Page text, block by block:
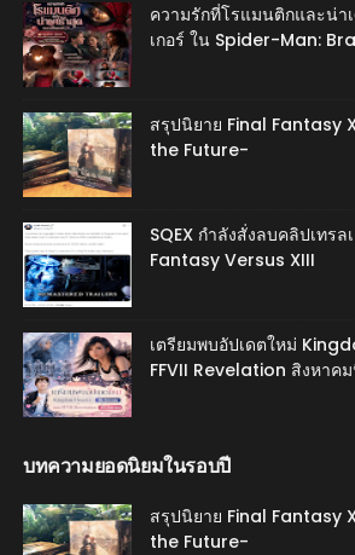
ความรักที่โรแมนติกและน่า
เกอร์ ใน Spider-Man:
สรุปนิยาย Final Fantasy
the Future-
SQEX กำลังสั่งลบคลิปเทร
Fantasy Versus XIII
เตรียมพบอัปเดตใหม่
FFVII Revelation สิงหาค
บทความยอดนิยมในรอบปี
สรุปนิยาย Final Fantasy
the Future-